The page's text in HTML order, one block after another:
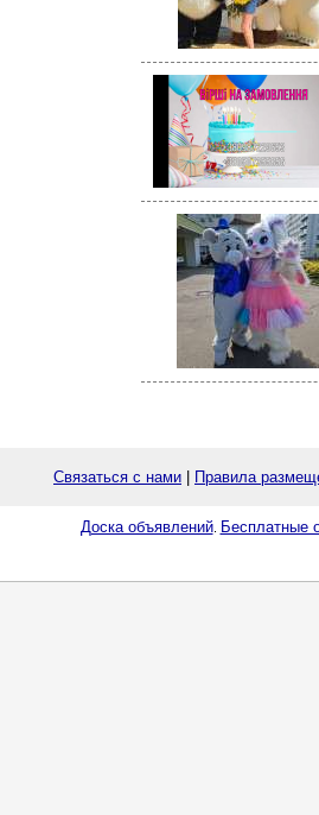
Связаться с нами Правила
Доска объявлений. Бесплатные